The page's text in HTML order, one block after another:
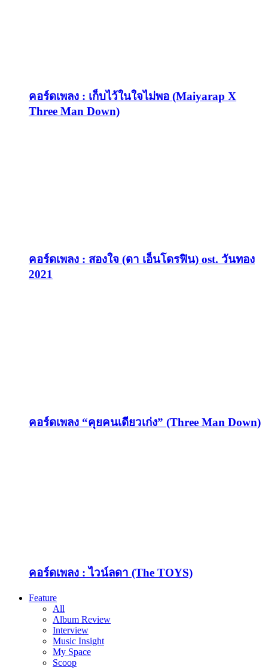
คอร์ดเพลง : เก็บไว้ในใจไม่พอ (Maiyarap X
Three Man Down)
คอร์ดเพลง : สองใจ (ดา เอ็นโดรฟิน) ost. วันทอง
2021
คอร์ดเพลง “คุยคนเดียวเก่ง” (Three Man Down)
คอร์ดเพลง : ไวน์ลดา (The TOYS)
Feature
All
Album Review
Interview
Music Insight
My Space
Scoop